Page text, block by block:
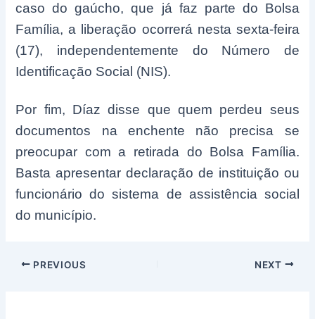
caso do gaúcho, que já faz parte do Bolsa
Família, a liberação ocorrerá nesta sexta-feira
(17), independentemente do Número de
Identificação Social (NIS).
Por fim, Díaz disse que quem perdeu seus
documentos na enchente não precisa se
preocupar com a retirada do Bolsa Família.
Basta apresentar declaração de instituição ou
funcionário do sistema de assistência social
do município.
Post
PREVIOUS NEXT